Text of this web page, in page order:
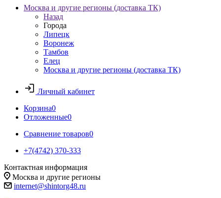
Москва и другие регионы (доставка ТК)
Назад
Города
Липецк
Воронеж
Тамбов
Елец
Москва и другие регионы (доставка ТК)
Личный кабинет
Корзина0
Отложенные0
Сравнение товаров0
+7(4742) 370-333
Контактная информация
Москва и другие регионы
internet@shintorg48.ru